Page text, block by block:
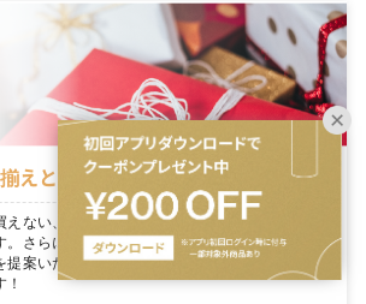
えとタンプ限定セットが豊富
ない、各メーカーがこだわり抜いた商品を数多
。さらに、お客様のギフトシーンに合わせてタン
提案いたします。シーン毎に適切なタンプ限定セ